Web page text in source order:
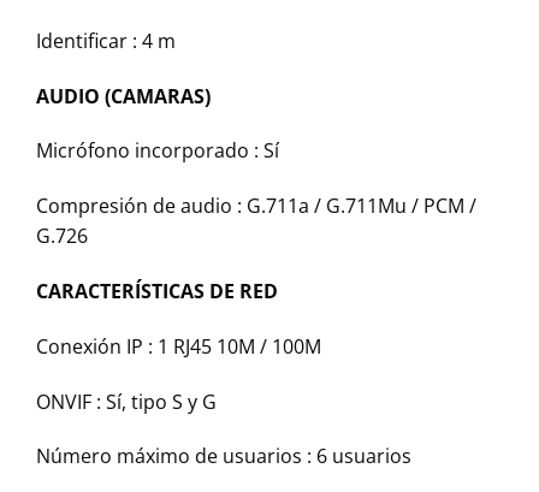
Identificar : 4 m
AUDIO (CAMARAS)
Micrófono incorporado : Sí
Compresión de audio : G.711a / G.711Mu / PCM /
G.726
CARACTERÍSTICAS DE RED
Conexión IP : 1 RJ45 10M / 100M
ONVIF : Sí, tipo S y G
Número máximo de usuarios : 6 usuarios